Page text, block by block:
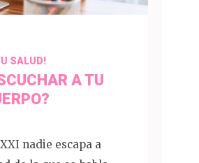
SALUD!
A TU
nadie escapa a